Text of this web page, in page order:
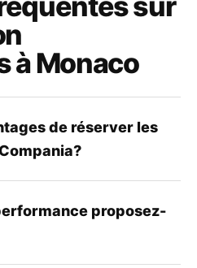
à Monaco
de réserver les
proposez-